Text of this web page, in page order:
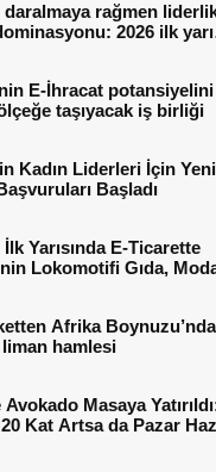
rağmen
2026 ilk yarı
E-İhracat potansiyelini
taşıyacak iş birliği
Kadın Liderleri İçin Yeni
Başladı
İlk Yarısında E-Ticarette
Lokomotifi Gıda,
Afrika Boynuzu’nda
hamlesi
Avokado Masaya
Kat Artsa da Pazar